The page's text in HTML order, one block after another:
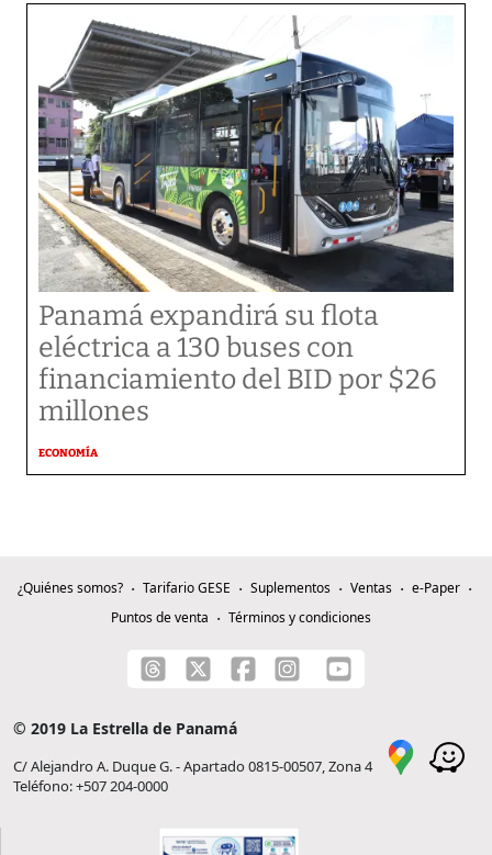
Panamá expandirá su flota
eléctrica a 130 buses con
financiamiento del BID por $26
millones
ECONOMÍA
¿Quiénes somos? Tarifario GESE Suplementos Ventas
e-Paper
Puntos de venta
Términos y condiciones
© 2019 La Estrella de Panamá
C/ Alejandro A. Duque G. - Apartado 0815-00507, Zona 4
Teléfono: +507 204-0000